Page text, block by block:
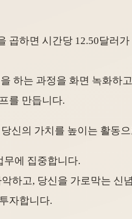
곱하면 시간당 12.50달러
하는 과정을 화면 녹화하
를 만듭니다.
신의 가치를 높이는 활동
무에 집중합니다.
하고, 당신을 가로막는 신
자합니다.